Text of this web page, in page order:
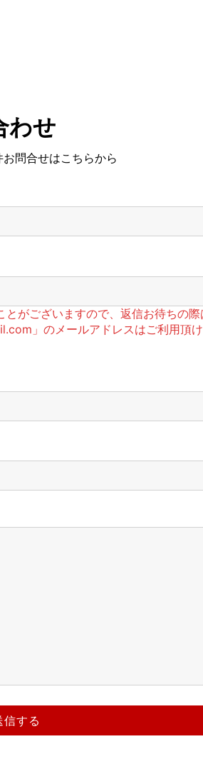
わせ
問合せはこちらから
がございますので、返信お待ちの
」のメールアドレスはご利用頂